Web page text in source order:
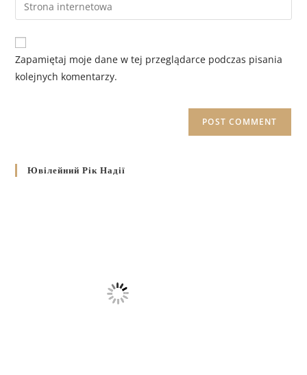
Zapamiętaj moje dane w tej przeglądarce podczas pisania
kolejnych komentarzy.
Ювілейний Рік Надії